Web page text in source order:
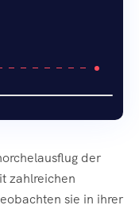
der
zahlreichen
sie in ihrer